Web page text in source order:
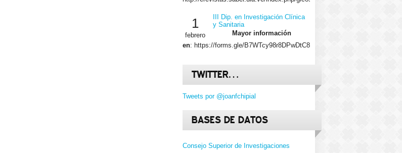
1
febrero
III Dip. en Investigación Clínica
y Sanitaria
Mayor información
en: https://forms.gle/B7WTcy98r8DPwDtC8
TWITTER…
Tweets por @joanfchipial
BASES DE DATOS
Consejo Superior de Investigaciones